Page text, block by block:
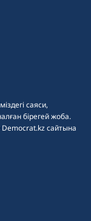
саяси,
бірегей жоба.
Democrat.kz сайтына